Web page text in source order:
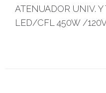
ATENUADOR UNIV.
LED/CFL 450W /